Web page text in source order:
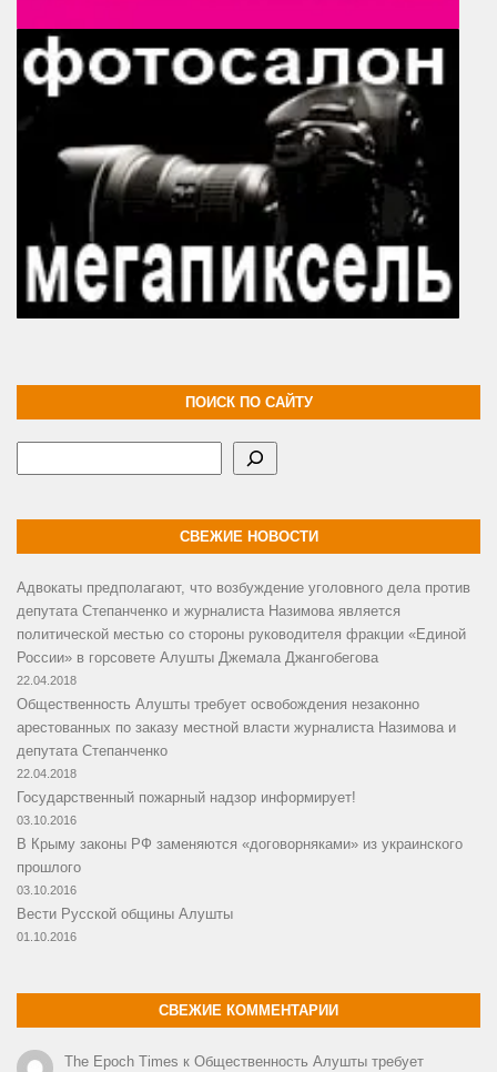
ПОИСК ПО САЙТУ
СВЕЖИЕ НОВОСТИ
Адвокаты предполагают, что возбуждение уголовного дела против
депутата Степанченко и журналиста Назимова является
политической местью со стороны руководителя фракции «Единой
России» в горсовете Алушты Джемала Джангобегова
22.04.2018
Общественность Алушты требует освобождения незаконно
арестованных по заказу местной власти журналиста Назимова и
депутата Степанченко
22.04.2018
Государственный пожарный надзор информирует!
03.10.2016
В Крыму законы РФ заменяются «договорняками» из украинского
прошлого
03.10.2016
Вести Русской общины Алушты
01.10.2016
СВЕЖИЕ КОММЕНТАРИИ
The Epoch Times к Общественность Алушты требует